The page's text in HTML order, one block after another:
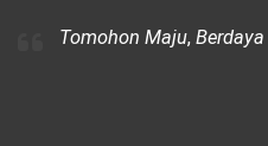
Tomohon Maju,